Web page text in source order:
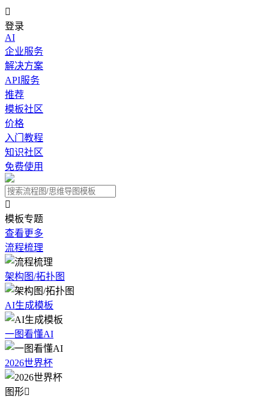

登录
AI
企业服务
解决方案
API服务
推荐
模板社区
价格
入门教程
知识社区
免费使用

模板专题
查看更多
流程梳理
架构图/拓扑图
AI生成模板
一图看懂AI
2026世界杯
图形